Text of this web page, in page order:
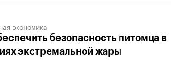
экономика
безопасность питомца в
экстремальной жары